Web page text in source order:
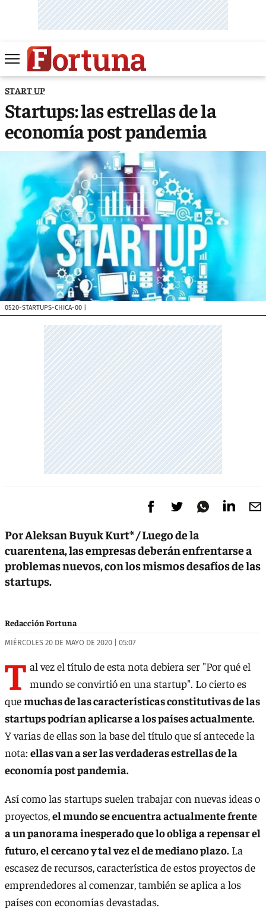
START UP
Startups: las estrellas de la
economía post pandemia
0520-STARTUPS-CHICA-00
Por Aleksan Buyuk Kurt* / Luego de la
cuarentena, las empresas deberán enfrentarse a
problemas nuevos, con los mismos desafíos de las
startups.
Redacción Fortuna
MIÉRCOLES 20 DE MAYO DE 2020 | 05:07
T al vez el título de esta nota debiera ser "Por qué el
mundo se convirtió en una startup". Lo cierto es
quemuchas de las características constitutivas de las
startups podrían aplicarse a los países actualmente.
Y varias de ellas son la base del título que sí antecede la
nota:ellas van a ser las verdaderas estrellas de la
economía post pandemia.
Así como las startups suelen trabajar con nuevas ideas o
proyectos,el mundo se encuentra actualmente frente
a un panorama inesperado que lo obliga a repensar el
futuro, el cercano y tal vez el de mediano plazo. La
escasez de recursos, característica de estos proyectos de
emprendedores al comenzar, también se aplica a los
países con economías devastadas.